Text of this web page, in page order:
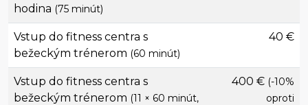
hodina (75 minút)
Vstup do fitness centra s
bežeckým trénerom (60 minút)
40 €
Vstup do fitness centra s
bežeckým trénerom (11 × 60 minút,
400 € (-10%
oproti